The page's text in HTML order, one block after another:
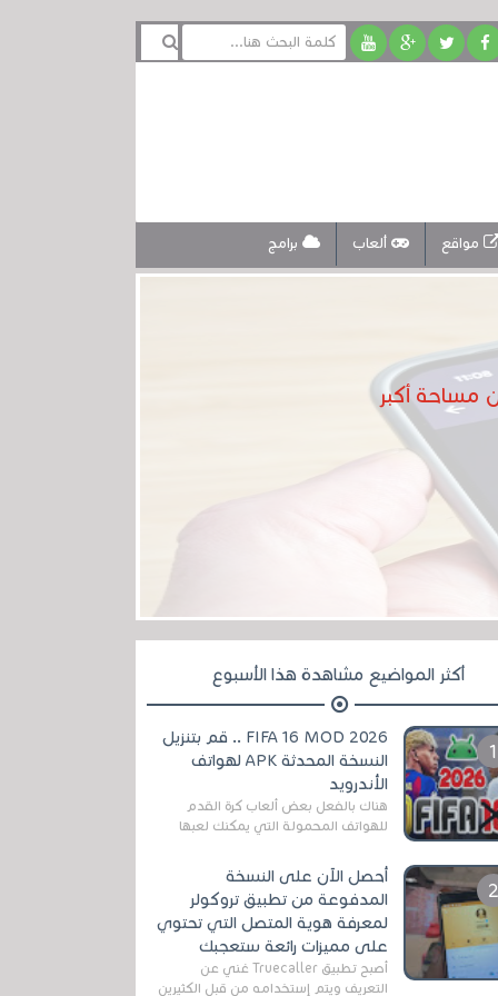
مواقع ألعاب برامج
مساحة أكبر
أكثر المواضيع مشاهدة هذا الأسبوع
FIFA 16 MOD 2026 .. قم بتنزيل
النسخة المحدثة APK لهواتف
الأندرويد
هناك بالفعل بعض ألعاب كرة القدم
للهواتف المحمولة التي يمكنك لعبها
مثل EA Sports ...
أحصل الآن على النسخة
المدفوعة من تطبيق تروكولر
لمعرفة هوية المتصل التي تحتوي
على مميزات رائعة ستعجبك
أصبح تطبيق Truecaller غني عن
التعريف ويتم إستخدامه من قبل الكثيرين